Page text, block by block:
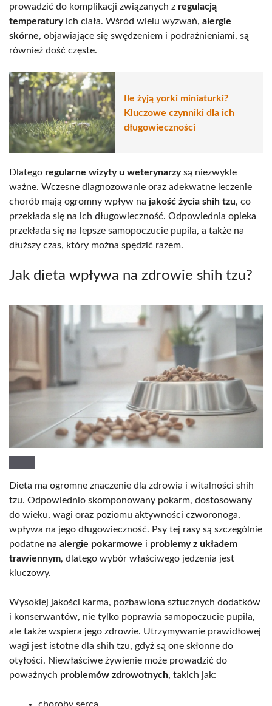
prowadzić do komplikacji związanych z regulacją
temperaturyich ciała. Wśród wielu wyzwań, alergie
skórne, objawiające się swędzeniem i podrażnieniami, są
również dość częste.
Ile żyją yorki miniaturki?
Kluczowe czynniki dla ich
długowieczności
Dlatego regularne wizyty u weterynarzysą niezwykle
ważne. Wczesne diagnozowanie oraz adekwatne leczenie
chorób mają ogromny wpływ na jakość życia shih tzu, co
przekłada się na ich długowieczność. Odpowiednia opieka
przekłada się na lepsze samopoczucie pupila, a także na
dłuższy czas, który można spędzić razem.
Jak dieta wpływa na zdrowie shih tzu?
Dieta ma ogromne znaczenie dla zdrowia i witalności shih
tzu. Odpowiednio skomponowany pokarm, dostosowany
do wieku, wagi oraz poziomu aktywności czworonoga,
wpływa na jego długowieczność. Psy tej rasy są szczególnie
podatne na alergie pokarmowe i problemy z układem
trawiennym, dlatego wybór właściwego jedzenia jest
kluczowy.
Wysokiej jakości karma, pozbawiona sztucznych dodatków
i konserwantów, nie tylko poprawia samopoczucie pupila,
ale także wspiera jego zdrowie. Utrzymywanie prawidłowej
wagi jest istotne dla shih tzu, gdyż są one skłonne do
otyłości. Niewłaściwe żywienie może prowadzić do
poważnych problemów zdrowotnych, takich jak: